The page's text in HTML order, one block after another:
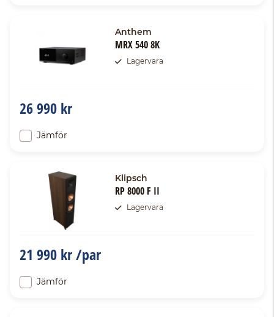
Anthem
MRX 540 8K
Lagervara
26 990 kr
Jämför
Klipsch
RP 8000 F II
Lagervara
21 990 kr /par
Jämför